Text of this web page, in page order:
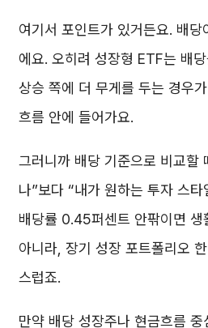
여기서 포인트가 있거든요. 배당
에요. 오히려 성장형 ETF는 배
상승 쪽에 더 무게를 두는 경우
흐름 안에 들어가요.
그러니까 배당 기준으로 비교할
나”보다 “내가 원하는 투자 스
배당률 0.45퍼센트 안팎이면 생
아니라, 장기 성장 포트폴리오
스럽죠.
만약 배당 성장주나 현금흐름 중